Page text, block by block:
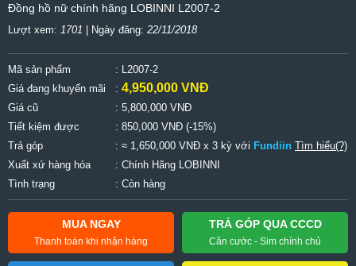
Đồng hồ nữ chính hãng LOBINNI L2007-2
Lượt xem: 1701 | Ngày đăng: 22/11/2018
Mã sản phẩm
: L2007-2
Giá đang khuyến mãi
: 4,950,000 VNĐ
Giá cũ : 5,800,000 VNĐ
Tiết kiệm được
: 850,000 VNĐ (-15%)
Trả góp
: ≈ 1,650,000 VNĐ x 3 kỳ với Fundiin Tìm hiểu(?)
Xuất xứ hàng hóa
: Chính Hãng LOBINNI
Tình trạng
: Còn hàng
MUA NGAY
Thanh toán khi nhận hàng
TRẢ GÓP QUA CCCD
Căn cước - Sim chính chủ